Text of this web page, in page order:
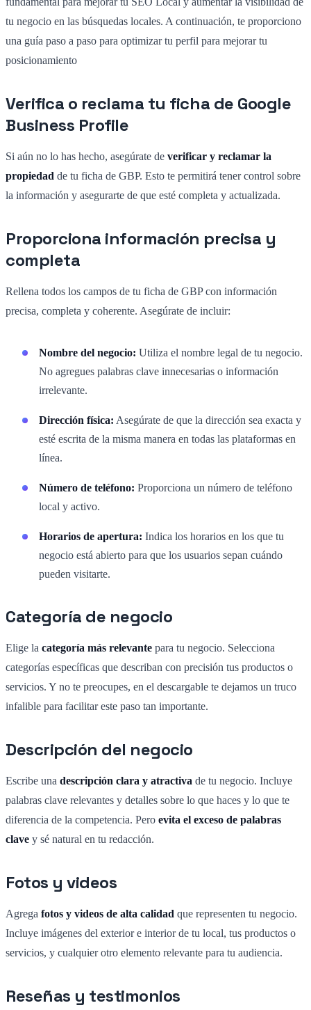
tu negocio en las búsquedas locales. A continuación, te proporciono
una guía paso a paso para optimizar tu perfil para mejorar tu
posicionamiento
Verifica o reclama tu ficha de Google
Business Profile
Si aún no lo has hecho, asegúrate de verificar y reclamar la
propiedad de tu ficha de GBP. Esto te permitirá tener control sobre
la información y asegurarte de que esté completa y actualizada.
Proporciona información precisa y
completa
Rellena todos los campos de tu ficha de GBP con información
precisa, completa y coherente. Asegúrate de incluir:
Nombre del negocio: Utiliza el nombre legal de tu negocio.
No agregues palabras clave innecesarias o información
irrelevante.
Dirección física: Asegúrate de que la dirección sea exacta y
esté escrita de la misma manera en todas las plataformas en
línea.
Número de teléfono: Proporciona un número de teléfono
local y activo.
Horarios de apertura: Indica los horarios en los que tu
negocio está abierto para que los usuarios sepan cuándo
pueden visitarte.
Categoría de negocio
Elige la categoría más relevante para tu negocio. Selecciona
categorías específicas que describan con precisión tus productos o
servicios. Y no te preocupes, en el descargable te dejamos un truco
infalible para facilitar este paso tan importante.
Descripción del negocio
Escribe una descripción clara y atractiva de tu negocio. Incluye
palabras clave relevantes y detalles sobre lo que haces y lo que te
diferencia de la competencia. Pero evita el exceso de palabras
clave y sé natural en tu redacción.
Fotos y videos
Agrega fotos y videos de alta calidad que representen tu negocio.
Incluye imágenes del exterior e interior de tu local, tus productos o
servicios, y cualquier otro elemento relevante para tu audiencia.
Reseñas y testimonios